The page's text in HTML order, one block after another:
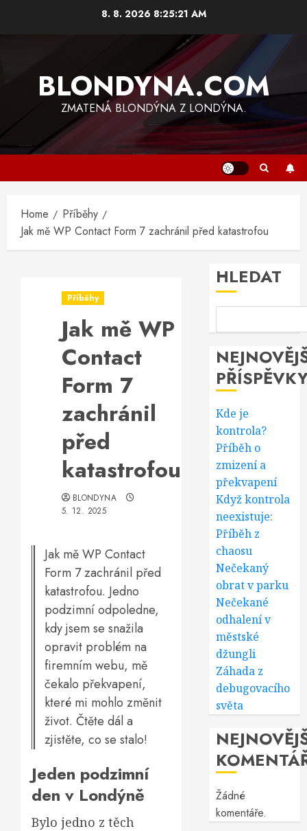
8. 8. 2026 8:25:21 AM
BLONDYNA.COM
ZMATENÁ BLONDÝNA Z LONDÝNA.
Home
Příběhy
Jak mě WP Contact Form 7 zachránil před katastrofou
Příběhy
Jak mě WP
Contact
Form 7
zachránil
před
katastrofou
BLONDYNA
5. 12. 2025
Jak mě WP Contact
Form 7 zachránil před
katastrofou. Jedno
podzimní odpoledne,
kdy jsem se snažila
opravit problém na
firemním webu, mě
čekalo překvapení,
které mi mohlo změnit
život. Čtěte dál a
zjistěte, co se stalo!
Jeden podzimní
den v Londýně
Bylo jedno z těch
HLEDAT
Kde je
kontrola?
Příběh o
zmizení a
překvapení
Když kontrola
neexistuje:
Příběh z
chaosu
Nečekaný
obrat v parku
Nečekané
odhalení v
městské
džungli
Záhada z
debugovacího
světa
Žádné
komentáře.